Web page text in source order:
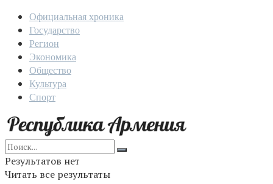
Официальная хроника
Государство
Регион
Экономика
Общество
Культура
Спорт
Результатов нет
Читать все результаты